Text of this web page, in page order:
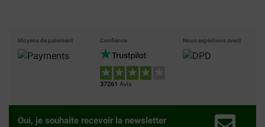
Moyens de paiement Confiance
37261 Avis
Nous expédions avect
Oui, je souhaite recevoir la newsletter